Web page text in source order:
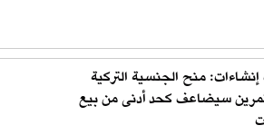
منح الجنسية التركية
سيضاعف كحد أدنى من بيع